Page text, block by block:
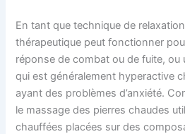
En tant que technique de
thérapeutique peut fonctionner
réponse de combat ou de fuite, ou
qui est généralement hyperactive
ayant des problèmes d’anxiété.
le massage des pierres chaudes
chauffées placées sur des